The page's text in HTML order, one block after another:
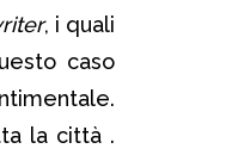
, i quali
caso
la città .